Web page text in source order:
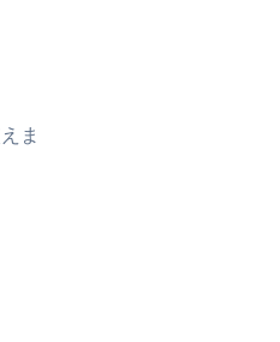
ま